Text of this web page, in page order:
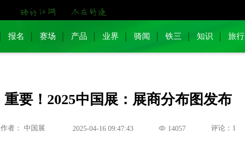
报名 赛场 产品 业界 骑闻 铁三 知识 旅行
重要！2025中国展：展商分布图发布
作者： 中国展 2025-04-16 09:47:43 14057 评论：1